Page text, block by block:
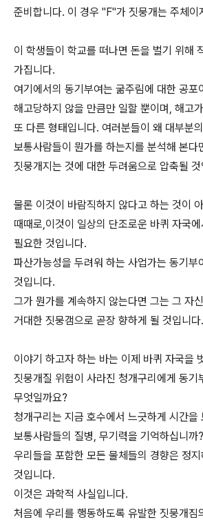
준비합니다. 이 경우 "F"가 짓뭉개는 주체이
이 학생들이 학교를 떠나면 돈을 벌기 위해
가집니다.
여기에서의 동기부여는 굶주림에 대한 공포
해고당하지 않을 만큼만 일할 뿐이며, 해고
또 다른 형태입니다. 여러분들이 왜 대부분의
보통사람들이 뭔가를 하는지를 분석해 본다
짓뭉개지는 것에 대한 두려움으로 압축될
물론 이것이 바람직하지 않다고 하는 것이
때때로,이것이 일상의 단조로운 바퀴 자국에
필요한 것입니다.
파산가능성을 두려워 하는 사업가는 동기부
것입니다.
그가 뭔가를 계속하지 않는다면 그는 그 자
거대한 짓뭉갬으로 곧장 향하게 될 것입니다.
이야기 하고자 하는 바는 이제 바퀴 자국을
짓뭉개질 위험이 사라진 청개구리에게 동기
무엇일까요?
청개구리는 지금 호수에서 느긋하게 시간을
보통사람들의 질병, 무기력을 기억하십니까?
우리들을 포함한 모든 물체들의 경향은 정
것입니다.
이것은 과학적 사실입니다.
처음에 우리를 행동하도록 유발한 짓뭉개짐